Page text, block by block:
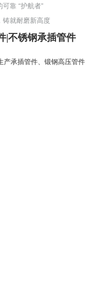
靠 “护航者”
铸就耐磨新高度
|不锈钢承插管件
产承插管件
锻钢高压管件